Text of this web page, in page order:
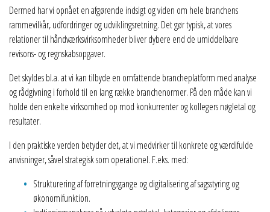
Dermed har vi opnået en afgørende indsigt og viden om hele branchens
rammevilkår, udfordringer og udviklingsretning. Det gør typisk, at vores
relationer til håndværksvirksomheder bliver dybere end de umiddelbare
revisons- og regnskabsopgaver.
Det skyldes bl.a. at vi kan tilbyde en omfattende brancheplatform med analyse
og rådgivning i forhold til en lang række branchenormer. På den måde kan vi
holde den enkelte virksomhed op mod konkurrenter og kollegers nøgletal og
resultater.
I den praktiske verden betyder det, at vi medvirker til konkrete og værdifulde
anvisninger, såvel strategisk som operationel. F.eks. med:
Strukturering af forretningsgange og digitalisering af sagsstyring og
økonomifunktion.